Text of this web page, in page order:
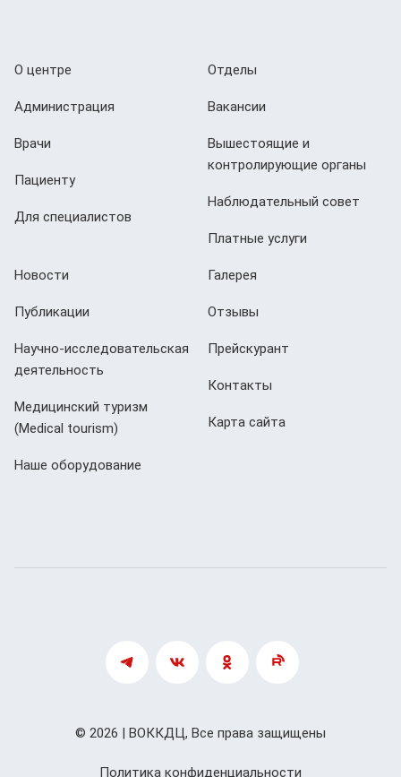
О центре
Администрация
Врачи
Пациенту
Для специалистов
Отделы
Вакансии
Вышестоящие и
контролирующие органы
Наблюдательный совет
Платные услуги
Новости
Публикации
Научно-исследовательская
деятельность
Медицинский туризм
(Мedical tourism)
Наше оборудование
Галерея
Отзывы
Прейскурант
Контакты
Карта сайта
Политика конфиденциальности
© 2026 | ВОККДЦ, Все права защищены